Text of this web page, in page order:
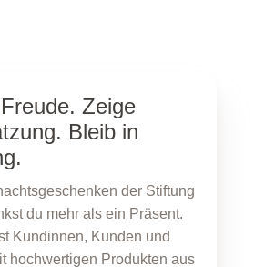
Zeige
Bleib in
der Stiftung
du mehr als ein Präsent.
Kundinnen, Kunden und
hochwertigen Produkten aus